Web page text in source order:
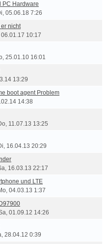
PC Hardware
05.06.18 7:26
nicht
06.01.17 10:17
25.01.10 16:01
13:29
boot agent Problem
14:38
11.07.13 13:25
16.04.13 20:29
16.03.13 22:17
und LTE
04.03.13 1:37
01.09.12 14:26
28.04.12 0:39